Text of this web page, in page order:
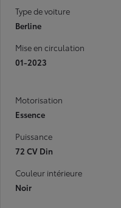
Type de voiture
Berline
Mise en circulation
01-2023
Motorisation
Essence
Puissance
72 CV Din
Couleur intérieure
Noir